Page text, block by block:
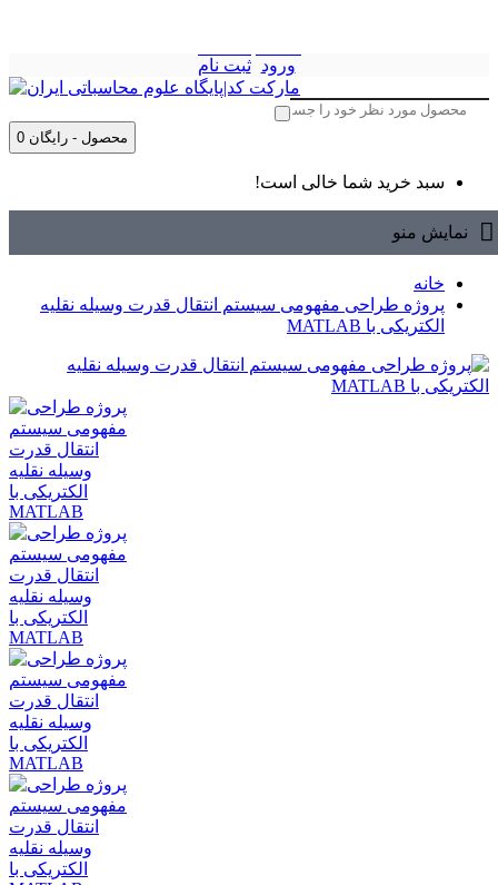
ورود ثبت نام
0 محصول - رایگان
سبد خرید شما خالی است!
نمایش منو
خانه
پروژه طراحی مفهومی سیستم انتقال قدرت وسیله نقلیه
الکتریکی با MATLAB